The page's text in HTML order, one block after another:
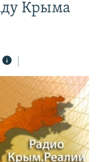
Крыма